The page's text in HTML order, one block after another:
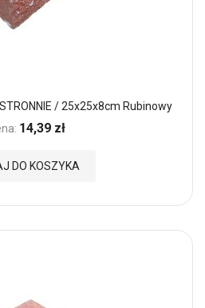
/ 25x25x8cm Rubinowy
14,39 zł
DO KOSZYKA